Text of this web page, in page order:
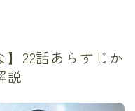
】22話あらすじか
説